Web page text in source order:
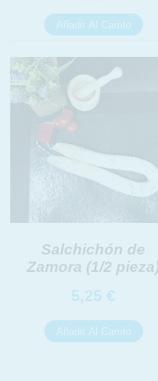
Salchichón de
Zamora (1/2 pieza)
5,25 €
DATOS
Responsable:
Finalidad:
Destinatarios: